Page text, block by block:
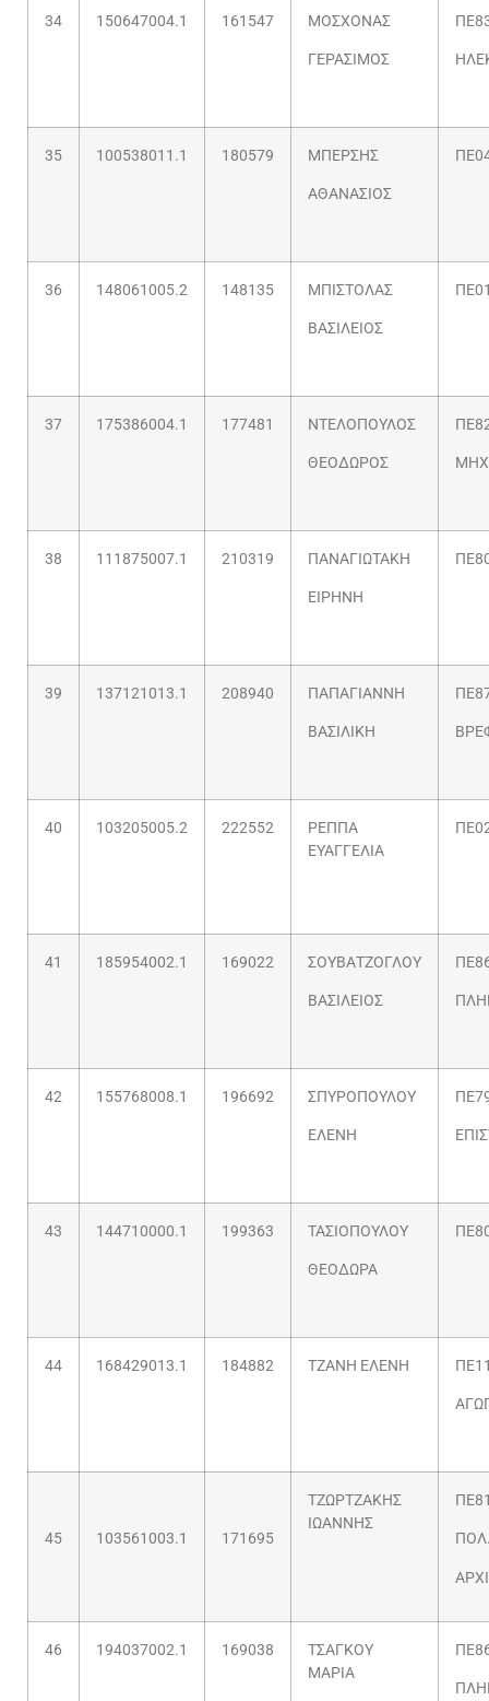
34 150647004.1 161547 ΜΟΣΧΟΝΑΣ
ΓΕΡΑΣΙΜΟΣ
35 100538011.1 180579 ΜΠΕΡΣΗΣ
ΑΘΑΝΑΣΙΟΣ
36 148061005.2 148135 ΜΠΙΣΤΟΛΑΣ
ΒΑΣΙΛΕΙΟΣ
37 175386004.1 177481 ΝΤΕΛΟΠΟΥΛΟΣ
ΘΕΟΔΩΡΟΣ
38 111875007.1 210319 ΠΑΝΑΓΙΩΤΑΚΗ
ΕΙΡΗΝΗ
39 137121013.1 208940 ΠΑΠΑΓΙΑΝΝΗ
ΒΑΣΙΛΙΚΗ
40 103205005.2 222552
ΡΕΠΠΑ
ΕΥΑΓΓΕΛΙΑ
41 185954002.1 169022 ΣΟΥΒΑΤΖΟΓΛΟΥ
ΒΑΣΙΛΕΙΟΣ
42 155768008.1 196692 ΣΠΥΡΟΠΟΥΛΟΥ
ΕΛΕΝΗ
43 144710000.1 199363 ΤΑΣΙΟΠΟΥΛΟΥ
ΘΕΟΔΩΡΑ
44 168429013.1 184882 ΤΖΑΝΗ ΕΛΕΝΗ
45 103561003.1 171695
ΤΖΩΡΤΖΑΚΗΣ
ΙΩΑΝΝΗΣ
46 194037002.1 169038
ΤΣΑΓΚΟΥ
ΜΑΡΙΑ